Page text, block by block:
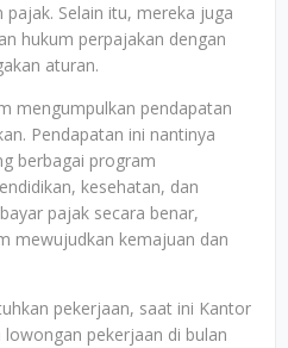
Selain itu, mereka juga
hukum perpajakan dengan
aturan.
mengumpulkan pendapatan
Pendapatan ini nantinya
berbagai program
kesehatan, dan
pajak secara benar,
mewujudkan kemajuan dan
pekerjaan, saat ini Kantor
pekerjaan di bulan